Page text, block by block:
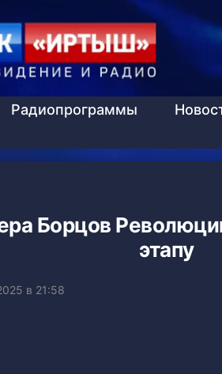
Радиопрограммы
Борцов
этапу
в 21:58